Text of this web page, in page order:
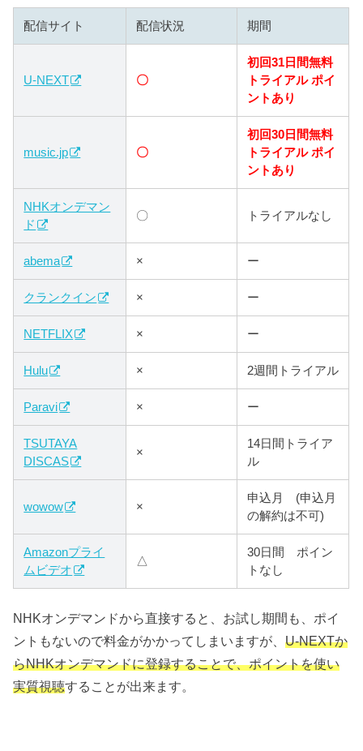
配信サイト 配信状況 期間
U-NEXT 〇
初回31日間無料
トライアル ポイ
ントあり
music.jp 〇
初回30日間無料
トライアル ポイ
ントあり
NHKオンデマン
ド
〇 トライアルなし
abema × ー
クランクイン × ー
NETFLIX × ー
Hulu × 2週間トライアル
Paravi × ー
TSUTAYA
DISCAS
×
14日間トライア
ル
wowow ×
申込月 (申込月
の解約は不可)
Amazonプライ
ムビデオ
△
30日間 ポイン
トなし
NHKオンデマンドから直接すると、お試し期間も、ポイ
ントもないので料金がかかってしまいますが、U-NEXTか
らNHKオンデマンドに登録することで、ポイントを使い
実質視聴することが出来ます。